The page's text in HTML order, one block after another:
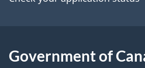
l
Government of